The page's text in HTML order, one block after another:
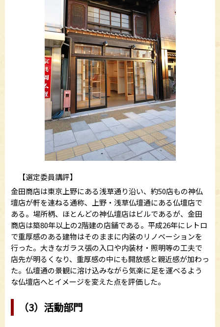
【選定委員講評】
金田商店は東京上野にある浅草通り沿い、約50店もの神仏
壇店が軒を連ねる通称、上野・浅草仏壇通にある仏壇店で
ある。場所柄、ほとんどの神仏壇店はビルであるが、金田
商店は築80年以上の2階建の店舗である。平成26年にレトロ
で重厚感のある建物はそのままに内装のリノベーションを
行った。大きなガラス張の入口や内装材・照明等の工夫で
店先が明るくなり、重厚感の中にも開放感と親近感が加わっ
た。仏壇通の景観に溶け込みながら気楽に足を運べるよう
な仏壇店へとイメージを変えた点を評価した。
（3）活動部門